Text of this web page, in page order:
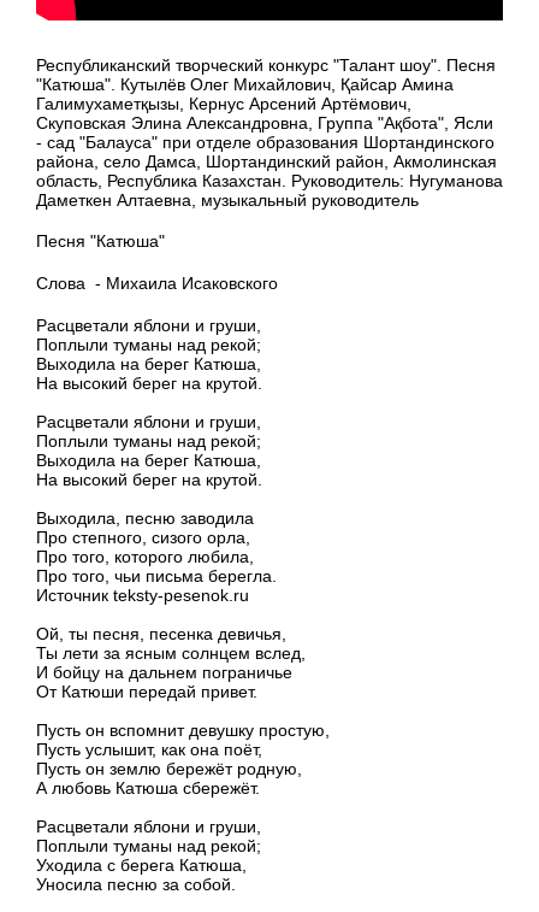
Республиканский творческий конкурс "Талант шоу". Песня
"Катюша". Кутылёв Олег Михайлович, Қайсар Амина
Галимухаметқызы, Кернус Арсений Артёмович,
Скуповская Элина Александровна, Группа "Ақбота", Ясли
- сад "Балауса" при отделе образования Шортандинского
района, село Дамса, Шортандинский район, Акмолинская
область, Республика Казахстан. Руководитель: Нугуманова
Даметкен Алтаевна, музыкальный руководитель
Песня "Катюша"
Слова - Михаила Исаковского
Расцветали яблони и груши,
Поплыли туманы над рекой;
Выходила на берег Катюша,
На высокий берег на крутой.
Расцветали яблони и груши,
Поплыли туманы над рекой;
Выходила на берег Катюша,
На высокий берег на крутой.
Выходила, песню заводила
Про степного, сизого орла,
Про того, которого любила,
Про того, чьи письма берегла.
Источник teksty-pesenok.ru
Ой, ты песня, песенка девичья,
Ты лети за ясным солнцем вслед,
И бойцу на дальнем пограничье
От Катюши передай привет.
Пусть он вспомнит девушку простую,
Пусть услышит, как она поёт,
Пусть он землю бережёт родную,
А любовь Катюша сбережёт.
Расцветали яблони и груши,
Поплыли туманы над рекой;
Уходила с берега Катюша,
Уносила песню за собой.